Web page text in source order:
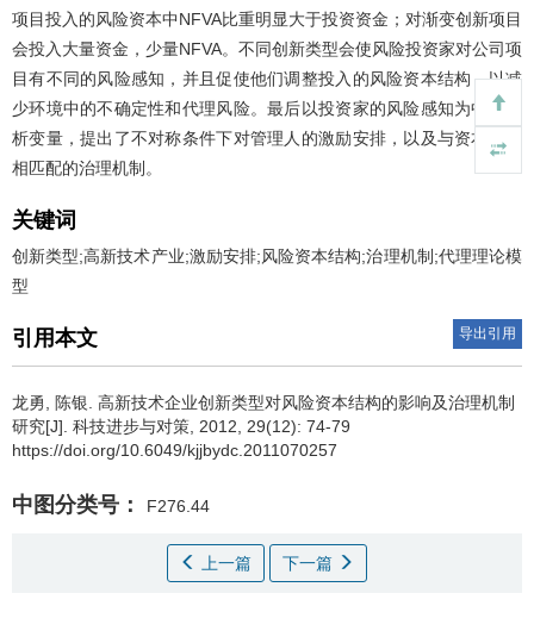
项目投入的风险资本中NFVA比重明显大于投资资金；对渐变创新项目
会投入大量资金，少量NFVA。不同创新类型会使风险投资家对公司项
目有不同的风险感知，并且促使他们调整投入的风险资本结构，以减
少环境中的不确定性和代理风险。最后以投资家的风险感知为中间分
析变量，提出了不对称条件下对管理人的激励安排，以及与资本结构
相匹配的治理机制。
关键词
创新类型;高新技术产业;激励安排;风险资本结构;治理机制;代理理论模
型
引用本文 导出引用
龙勇 陈银 高新技术企业创新类型对风险资本结构的影响及治理机制
研究[J]. 科技进步与对策, 2012, 29(12): 74-79
https://doi.org/10.6049/kjjbydc.2011070257
中图分类号： F276.44
上一篇 下一篇